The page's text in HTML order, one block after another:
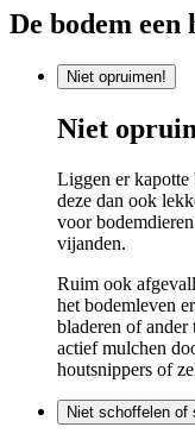
De bodem een
Niet opruimen!
Niet
Liggen er kapotte
deze dan ook
voor
vijanden.
Ruim ook
het bodemleven
bladeren of
actief mulchen
houtsnippers of
Niet schoffelen of